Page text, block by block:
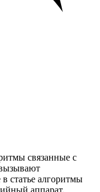
связанные с
статье алгоритмы
аппарат,